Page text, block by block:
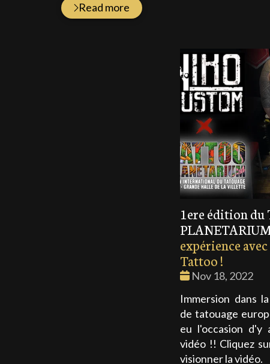
Read more
1ere édition du
expérience
Tattoo !
Date
Nov 18, 2022
Immersion dans
de tatouage
eu l'occasion d'y
vidéo !! Cliquez
visionner la vidéo.